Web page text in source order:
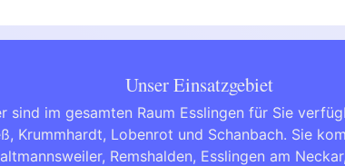
Unser Einsatzgebiet
sind im gesamten Raum Esslingen für Sie
Krummhardt, Lobenrot und Schanbach. Sie
, Remshalden, Esslingen am Neckar,